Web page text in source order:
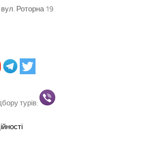
вул. Роторна 19
турів: